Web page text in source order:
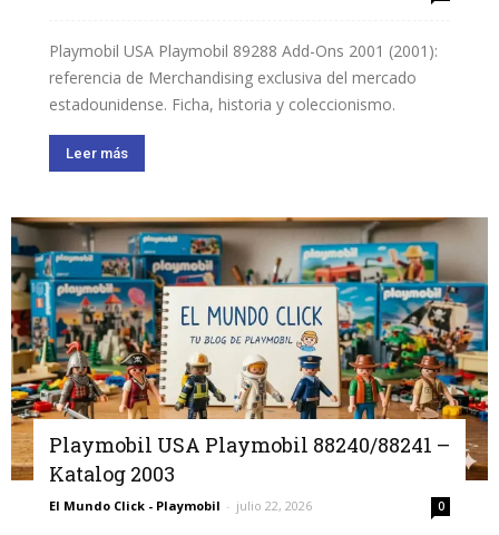
Playmobil USA Playmobil 89288 Add-Ons 2001 (2001):
referencia de Merchandising exclusiva del mercado
estadounidense. Ficha, historia y coleccionismo.
Leer más
Playmobil USA Playmobil 88240/88241 –
Katalog 2003
El Mundo Click - Playmobil - julio 22, 2026 0